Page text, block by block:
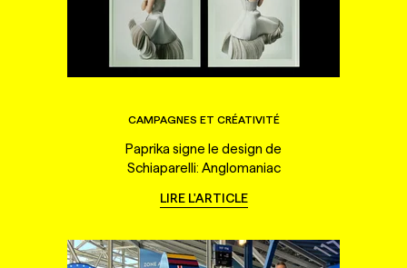
CAMPAGNES ET CRÉATIVITÉ
Paprika signe le design de
Schiaparelli: Anglomaniac
LIRE L'ARTICLE